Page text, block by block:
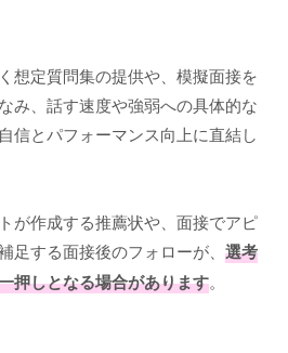
想定質問集の提供や、模擬面接を
み、話す速度や強弱への具体的な
信とパフォーマンス向上に直結し
が作成する推薦状や、面接でアピ
足する面接後のフォローが、 選考
押しとなる場合があります。